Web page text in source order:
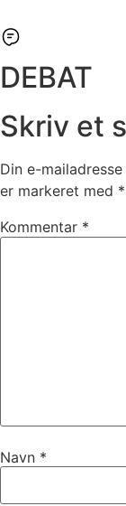
DEBAT
Skriv et
Din e-
er markeret med *
Kommentar *
Navn *